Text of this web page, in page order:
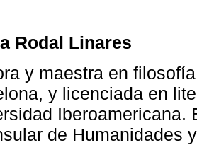
Rodal Linares
y maestra en
y licenciada en
Iberoamericana.
de Humanidades